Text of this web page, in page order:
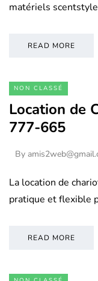
matériels
READ MORE
NON CLASSÉ
Location de
777-665
By
La location de
pratique et flexible
READ MORE